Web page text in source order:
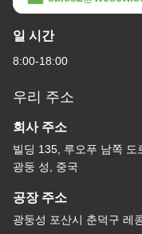
일 시간
8:00-18:00
우리 주소
회사 주소
빌딩 135, 루오푸 남쪽 도
광둥 성, 중국
공장 주소
광둥성 포산시 춘덕구 레